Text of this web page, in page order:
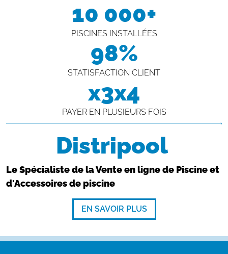
10 000+
PISCINES INSTALLÉES
98%
STATISFACTION CLIENT
x3x4
PAYER EN PLUSIEURS FOIS
Distripool
Le Spécialiste de la Vente en ligne de Piscine et
d'Accessoires de piscine
EN SAVOIR PLUS